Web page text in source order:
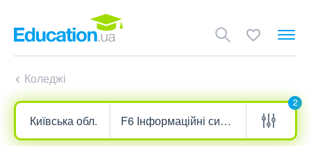
Коледжі
2